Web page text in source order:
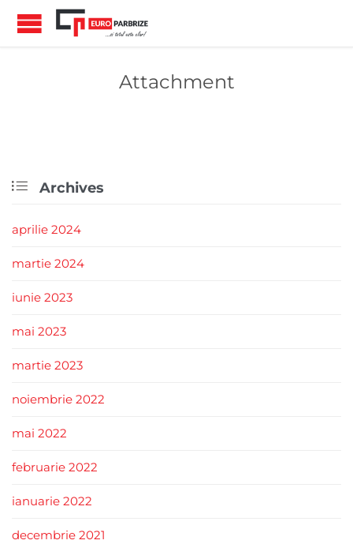
Attachment
 Archives
aprilie 2024
martie 2024
iunie 2023
mai 2023
martie 2023
noiembrie 2022
mai 2022
februarie 2022
ianuarie 2022
decembrie 2021